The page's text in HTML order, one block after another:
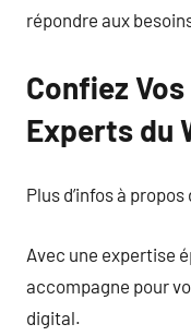
répondre aux
Confiez
Experts du
Plus d’infos à propos
Avec une expertise
accompagne pour
digital.